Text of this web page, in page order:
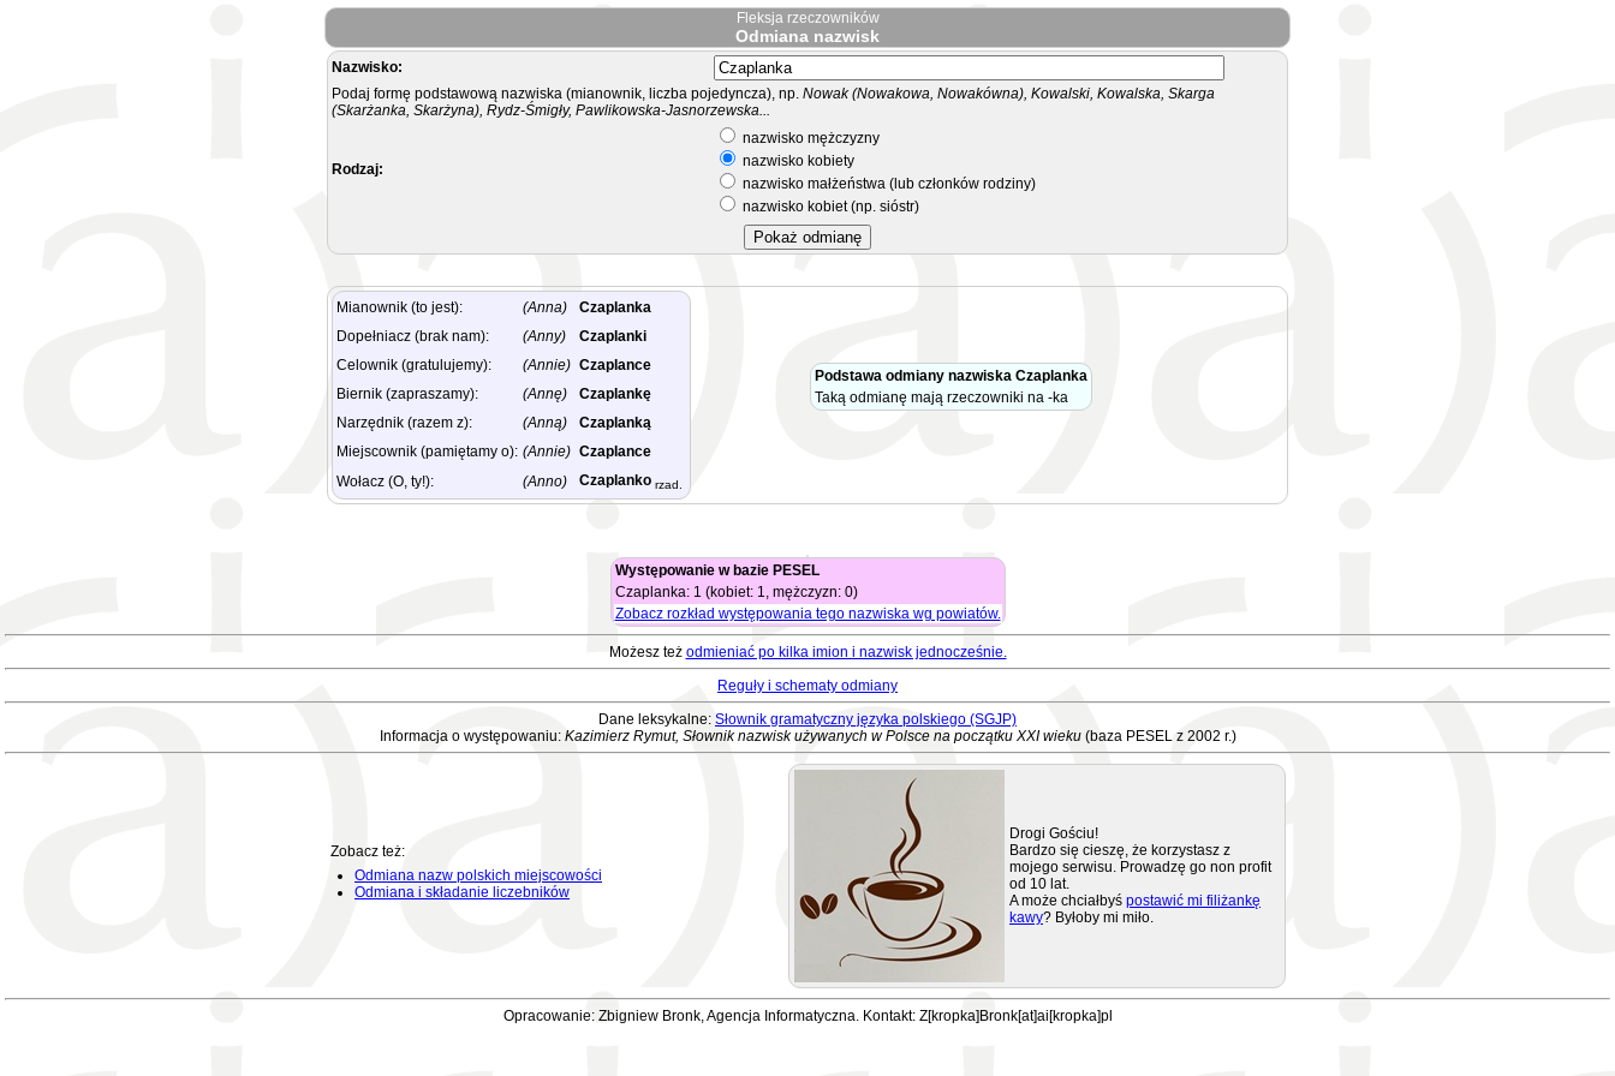
Fleksja rzeczowników
Odmiana nazwisk
Nazwisko:
Podaj formę podstawową nazwiska (mianownik, liczba pojedyncza), np. Nowak (Nowakowa, Nowakówna), Kowalski, Kowalska, Skarga
(Skarżanka, Skarżyna), Rydz-Śmigły, Pawlikowska-Jasnorzewska...
Rodzaj:
nazwisko mężczyzny
nazwisko kobiety
nazwisko małżeństwa (lub członków rodziny)
nazwisko kobiet (np. sióstr)
Mianownik (to jest): (Anna)
Czaplanka
Dopełniacz (brak nam):
(Anny)
Czaplanki
Celownik (gratulujemy):
(Annie) Czaplance
Biernik (zapraszamy):
(Annę)
Czaplankę
Narzędnik (razem z):
(Anną)
Czaplanką
Miejscownik (pamiętamy o): (Annie) Czaplance
Wołacz (O, ty!):
(Anno) Czaplanko rzad.
Podstawa odmiany nazwiska Czaplanka
Taką odmianę mają rzeczowniki na -ka
Występowanie w bazie PESEL
Czaplanka: 1 (kobiet: 1, mężczyzn: 0)
Zobacz rozkład występowania tego nazwiska wg powiatów.
Możesz też odmieniać po kilka imion i nazwisk jednocześnie.
Reguły i schematy odmiany
Dane leksykalne: Słownik gramatyczny języka polskiego (SGJP)
Informacja o występowaniu: Kazimierz Rymut, Słownik nazwisk używanych w Polsce na początku XXI wieku(baza PESEL z 2002 r.)
Zobacz też:
Odmiana nazw polskich miejscowości
Odmiana i składanie liczebników
Drogi Gościu!
Bardzo się cieszę, że korzystasz z
mojego serwisu. Prowadzę go non profit
od 10 lat.
A może chciałbyś postawić mi filiżankę
kawy? Byłoby mi miło.
Opracowanie: Zbigniew Bronk, Agencja Informatyczna. Kontakt: Z[kropka]Bronk[at]ai[kropka]pl